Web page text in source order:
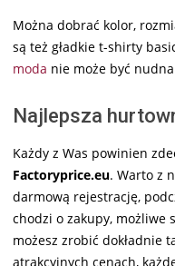
Można dobrać kolor,
są też gładkie t-shirty
moda nie może być
Najlepsza
Każdy z Was powinien
Factoryprice.eu. Warto z
darmową rejestrację,
chodzi o zakupy, możliwe
możesz zrobić dokładnie
atrakcyjnych cenach,